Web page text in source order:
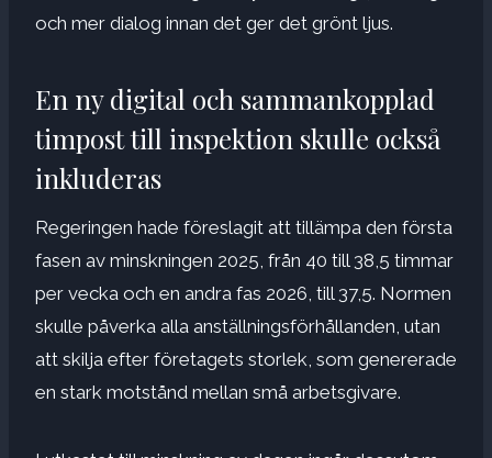
och mer dialog innan det ger det grönt ljus.
En ny digital och sammankopplad
timpost till inspektion skulle också
inkluderas
Regeringen hade föreslagit att tillämpa den första
fasen av minskningen 2025, från 40 till 38,5 timmar
per vecka och en andra fas 2026, till 37,5. Normen
skulle påverka alla anställningsförhållanden, utan
att skilja efter företagets storlek, som genererade
en stark motstånd mellan små arbetsgivare.